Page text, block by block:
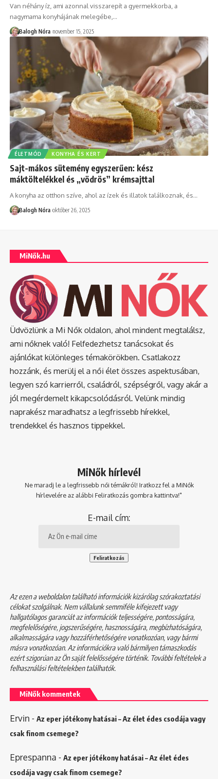
Van néhány íz, ami azonnal visszarepít a gyermekkorba, a
nagymama konyhájának melegébe, …
Balogh Nóra november 15, 2025
ÉLETMÓD KONYHA ÉS KERT
Sajt-mákos sütemény egyszerűen: kész
máktöltelékkel és „vödrös” krémsajttal
A konyha az otthon szíve, ahol az ízek és illatok találkoznak, és…
Balogh Nóra október 26, 2025
MiNők.hu
Üdvözlünk a Mi Nők oldalon, ahol mindent megtalálsz,
ami nőknek való! Felfedezhetsz tanácsokat és
ajánlókat különleges témakörökben. Csatlakozz
hozzánk, és merülj el a női élet összes aspektusában,
legyen szó karrierről, családról, szépségről, vagy akár a
jól megérdemelt kikapcsolódásról. Velünk mindig
naprakész maradhatsz a legfrissebb hírekkel,
trendekkel és hasznos tippekkel.
MiNők hírlevél
Ne maradj le a legfrissebb női témákról! Iratkozz fel a MiNők
hírlevelére az alábbi Feliratkozás gombra kattintva!"
E-mail cím:
Az ezen a weboldalon található információk kizárólag szórakoztatási
célokat szolgálnak. Nem vállalunk semmiféle kifejezett vagy
hallgatólagos garanciát az információk teljességére, pontosságára,
megfelelőségére, jogszerűségére, hasznosságára, megbízhatóságára,
alkalmasságára vagy hozzáférhetőségére vonatkozóan, vagy bármi
másra vonatkozóan. Az információkra való bármilyen támaszkodás
ezért szigorúan az Ön saját felelősségére történik. További feltételek a
felhasználási feltételekbentalálhatók.
MiNők kommentek
Ervin - Az eper jótékony hatásai – Az élet édes csodája vagy
csak finom csemege?
Eprespanna - Az eper jótékony hatásai – Az élet édes
csodája vagy csak finom csemege?